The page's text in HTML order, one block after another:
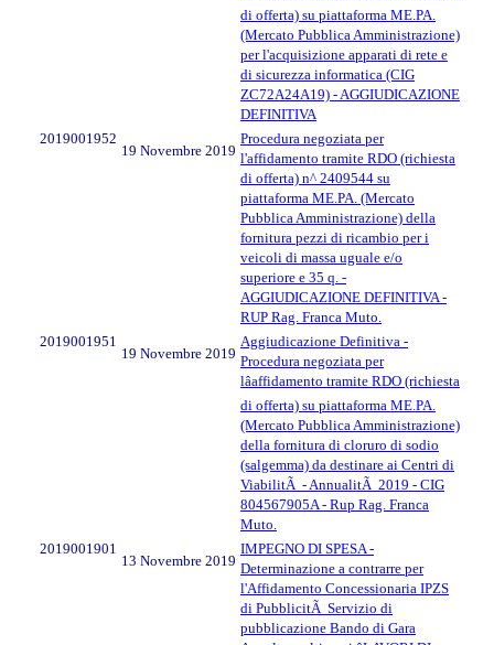
di offerta) su piattaforma ME.PA.
(Mercato Pubblica Amministrazione)
per l'acquisizione apparati di rete e
di sicurezza informatica (CIG
ZC72A24A19) - AGGIUDICAZIONE
DEFINITIVA
2019001952
19 Novembre 2019
Procedura negoziata per
l'affidamento tramite RDO (richiesta
di offerta) n^ 2409544 su
piattaforma ME.PA. (Mercato
Pubblica Amministrazione) della
fornitura pezzi di ricambio per i
veicoli di massa uguale e/o
superiore e 35 q. -
AGGIUDICAZIONE DEFINITIVA -
RUP Rag. Franca Muto.
2019001951
19 Novembre 2019
Aggiudicazione Definitiva -
Procedura negoziata per
lâaffidamento tramite RDO (richiesta
di offerta) su piattaforma ME.PA.
(Mercato Pubblica Amministrazione)
della fornitura di cloruro di sodio
(salgemma) da destinare ai Centri di
ViabilitÃ - AnnualitÃ 2019 - CIG
804567905A - Rup Rag. Franca
Muto.
2019001901
13 Novembre 2019
IMPEGNO DI SPESA -
Determinazione a contrarre per
l'Affidamento Concessionaria IPZS
di PubblicitÃ Servizio di
pubblicazione Bando di Gara